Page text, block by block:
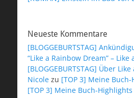
Neueste Kommentare
[BLOGGEBURTSTAG]
“Like a Rainbow Dream” – Like
[BLOGGEBURTSTAG] Über
Nicole zu [TOP 3] Meine
[TOP 3] Meine Buch-Highlights